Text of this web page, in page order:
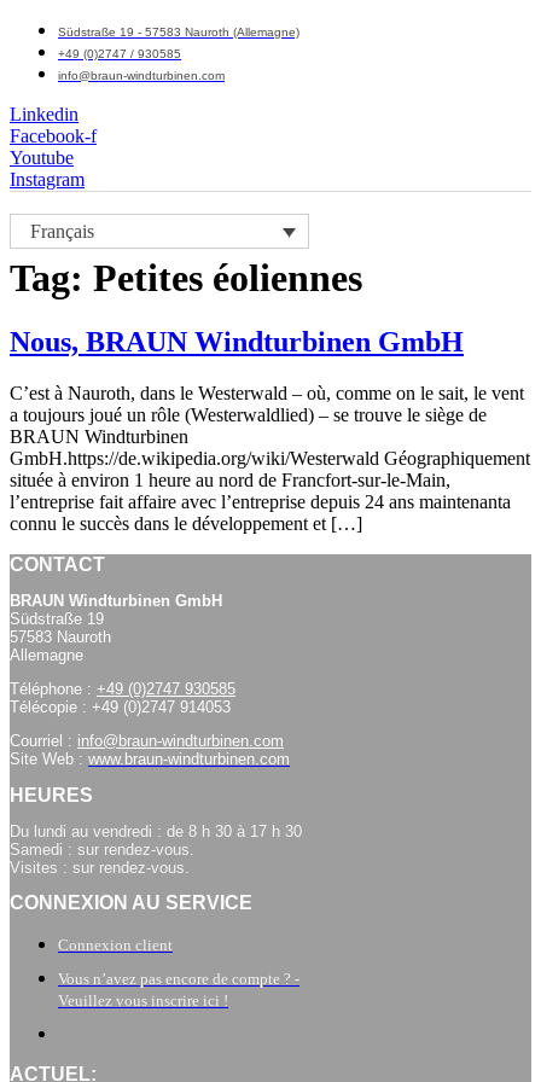
Südstraße 19 - 57583 Nauroth (Allemagne)
+49 (0)2747 / 930585
info@braun-windturbinen.com
Linkedin
Facebook-f
Youtube
Instagram
Français
Tag: Petites éoliennes
Nous, BRAUN Windturbinen GmbH
C’est à Nauroth, dans le Westerwald – où, comme on le sait, le vent
a toujours joué un rôle (Westerwaldlied) – se trouve le siège de
BRAUN Windturbinen
GmbH.https://de.wikipedia.org/wiki/Westerwald Géographiquement
située à environ 1 heure au nord de Francfort-sur-le-Main,
l’entreprise fait affaire avec l’entreprise depuis 24 ans maintenanta
connu le succès dans le développement et […]
CONTACT
BRAUN Windturbinen GmbH
Südstraße 19
57583 Nauroth
Allemagne
Téléphone : +49 (0)2747 930585
Télécopie : +49 (0)2747 914053
Courriel : info@braun-windturbinen.com
Site Web : www.braun-windturbinen.com
HEURES
Du lundi au vendredi : de 8 h 30 à 17 h 30
Samedi : sur rendez-vous.
Visites : sur rendez-vous.
CONNEXION AU SERVICE
Connexion client
Vous n’avez pas encore de compte ? -
Veuillez vous inscrire ici !
ACTUEL: